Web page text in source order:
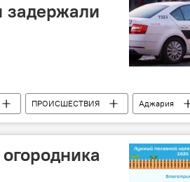
задержали
ПРОИСШЕСТВИЯ
Аджария